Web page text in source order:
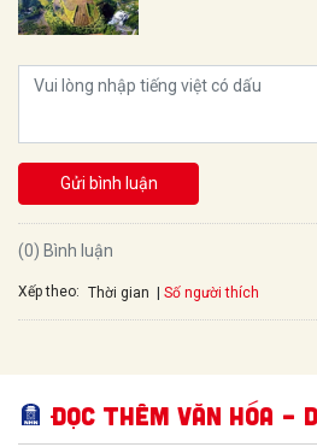
Gửi bình luận
(0) Bình luận
Xếp theo: Thời gian Số người thích
Đọc thêm Văn hóa –